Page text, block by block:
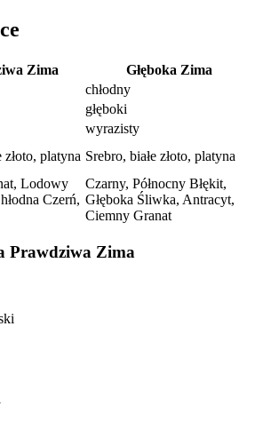
Zima
Głęboka Zima
chłodny
głęboki
wyrazisty
złoto, platyna Srebro, białe złoto, platyna
Lodowy
Czerń,
Czarny, Północny Błękit,
Głęboka Śliwka, Antracyt,
Ciemny Granat
Prawdziwa Zima